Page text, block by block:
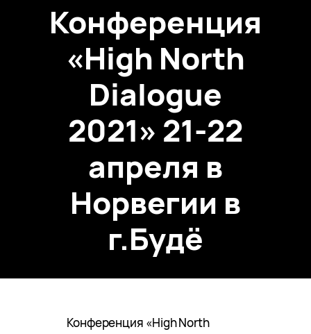
Конференция
«High North
Dialogue
2021» 21-22
апреля в
Норвегии в
г.Будё
Конференция «High North